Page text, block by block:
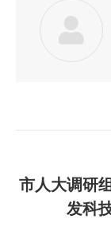
章
市人大调研
发科